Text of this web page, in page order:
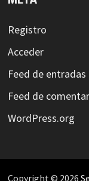
Registro
Acceder
Feed de entradas
Feed de
WordPress.org
Copyright © 2026